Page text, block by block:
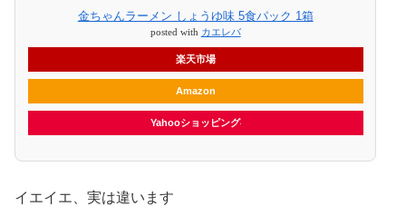
金ちゃんラーメン しょうゆ味 5食パック 1箱
posted with カエレバ
楽天市場
Amazon
Yahooショッピング
イエイエ、実は違います